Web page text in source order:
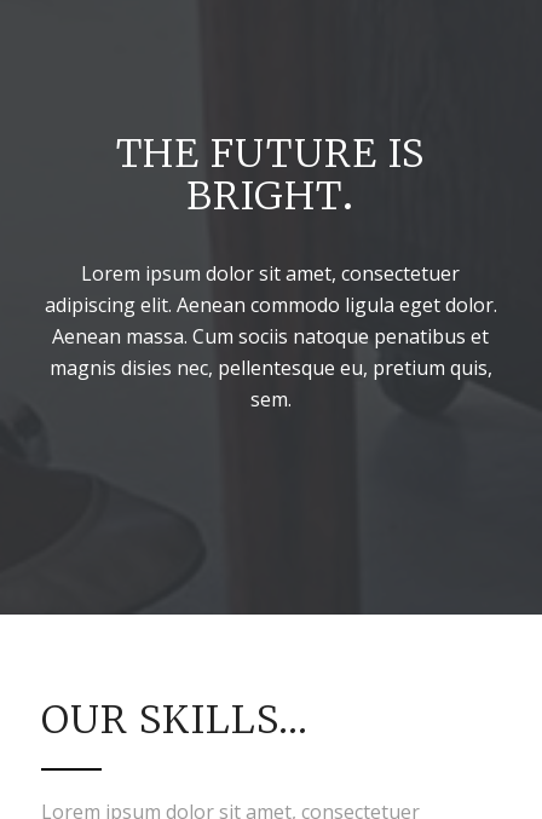
THE FUTURE IS
BRIGHT.
Lorem ipsum dolor sit amet, consectetuer
adipiscing elit. Aenean commodo ligula eget dolor.
Aenean massa. Cum sociis natoque penatibus et
magnis disies nec, pellentesque eu, pretium quis,
sem.
OUR SKILLS…
Lorem ipsum dolor sit amet, consectetuer